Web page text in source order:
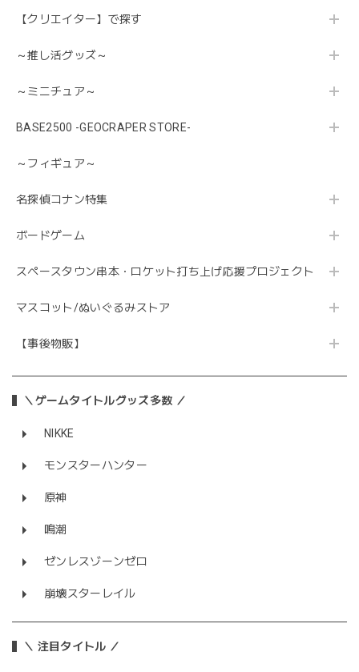
【クリエイター】で探す
～推し活グッズ～
～ミニチュア～
BASE2500 -GEOCRAPER STORE-
～フィギュア～
名探偵コナン特集
ボードゲーム
スペースタウン串本・ロケット打ち上げ応援プロジェクト
マスコット/ぬいぐるみストア
【事後物販】
＼ゲームタイトルグッズ多数 ／
NIKKE
モンスターハンター
原神
鳴潮
ゼンレスゾーンゼロ
崩壊スターレイル
＼ 注目タイトル ／